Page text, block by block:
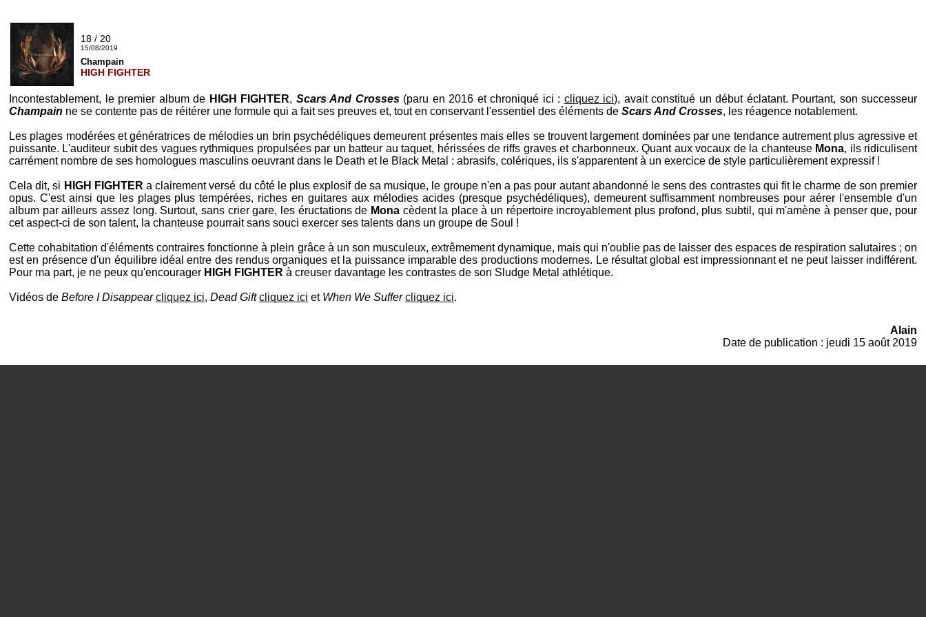
18 / 20
15/08/2019
Champain
HIGH FIGHTER
Incontestablement, le premier album de HIGH FIGHTER, Scars And Crosses(paru en 2016 et chroniqué ici : cliquez ici), avait constitué un début éclatant. Pourtant, son successeur
Champain ne se contente pas de réitérer une formule qui a fait ses preuves et, tout en conservant l'essentiel des éléments de Scars And Crosses, les réagence notablement.
Les plages modérées et génératrices de mélodies un brin psychédéliques demeurent présentes mais elles se trouvent largement dominées par une tendance autrement plus agressive et
puissante. L'auditeur subit des vagues rythmiques propulsées par un batteur au taquet, hérissées de riffs graves et charbonneux. Quant aux vocaux de la chanteuse Mona, ils ridiculisent
carrément nombre de ses homologues masculins oeuvrant dans le Death et le Black Metal : abrasifs, colériques, ils s'apparentent à un exercice de style particulièrement expressif !
Cela dit, si HIGH FIGHTER a clairement versé du côté le plus explosif de sa musique, le groupe n'en a pas pour autant abandonné le sens des contrastes qui fit le charme de son premier
opus. C'est ainsi que les plages plus tempérées, riches en guitares aux mélodies acides (presque psychédéliques), demeurent suffisamment nombreuses pour aérer l'ensemble d'un
album par ailleurs assez long. Surtout, sans crier gare, les éructations de Mona cèdent la place à un répertoire incroyablement plus profond, plus subtil, qui m'amène à penser que, pour
cet aspect-ci de son talent, la chanteuse pourrait sans souci exercer ses talents dans un groupe de Soul !
Cette cohabitation d'éléments contraires fonctionne à plein grâce à un son musculeux, extrêmement dynamique, mais qui n'oublie pas de laisser des espaces de respiration salutaires ; on
est en présence d'un équilibre idéal entre des rendus organiques et la puissance imparable des productions modernes. Le résultat global est impressionnant et ne peut laisser indifférent.
Pour ma part, je ne peux qu'encourager HIGH FIGHTER à creuser davantage les contrastes de son Sludge Metal athlétique.
Vidéos de Before I Disappear cliquez ici, Dead Gift cliquez ici et When We Suffer cliquez ici.
Alain
Date de publication : jeudi 15 août 2019